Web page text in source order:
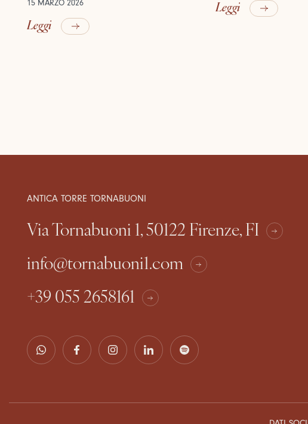
15 MARZO 2026
Leggi
Leggi
ANTICA TORRE TORNABUONI
Via Tornabuoni 1, 50122 Firenze, FI
info@tornabuoni1.com
+39 055 2658161